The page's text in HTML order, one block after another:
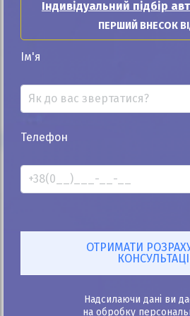
+38067 520 05
заявки.
** Автоматичний розрахунок
внеском.
Характеристики
Індивідуальний підбір
ПЕРШИЙ ВНЕСОК
Ім'я
Телефон
Надсилаючи дані ви
на обробку